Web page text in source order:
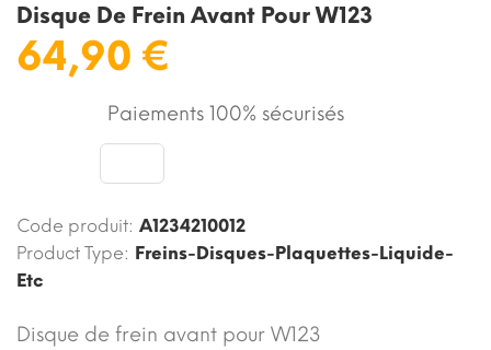
Disque De Frein Avant Pour W123
64,90 €
Paiements 100% sécurisés
Code produit: A1234210012
Product Type: Freins-Disques-Plaquettes-Liquide-
Etc
Disque de frein avant pour W123